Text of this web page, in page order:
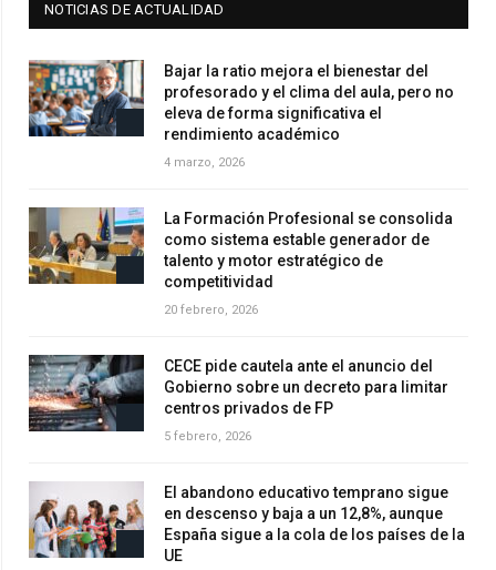
NOTICIAS DE ACTUALIDAD
Bajar la ratio mejora el bienestar del
profesorado y el clima del aula, pero no
eleva de forma significativa el
rendimiento académico
4 marzo, 2026
La Formación Profesional se consolida
como sistema estable generador de
talento y motor estratégico de
competitividad
20 febrero, 2026
CECE pide cautela ante el anuncio del
Gobierno sobre un decreto para limitar
centros privados de FP
5 febrero, 2026
El abandono educativo temprano sigue
en descenso y baja a un 12,8%, aunque
España sigue a la cola de los países de la
UE